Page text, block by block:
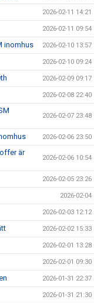
2026-02-11 14:21
2026-02-11 09:54
inomhus 2026-02-10 13:57
2026-02-10 09:24
2026-02-09 09:17
2026-02-08 22:40
2026-02-07 23:48
2026-02-06 23:50
är
2026-02-06 10:54
2026-02-05 23:26
2026-02-04
2026-02-03 12:12
2026-02-02 15:33
2026-02-01 13:28
2026-02-01 09:30
2026-01-31 22:37
2026-01-31 21:30